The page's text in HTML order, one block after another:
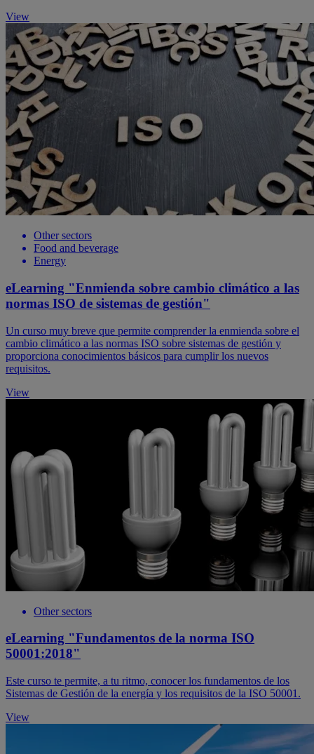
View
Other sectors
Food and beverage
Energy
eLearning "Enmienda sobre cambio climático a las
normas ISO de sistemas de gestión"
Un curso muy breve que permite comprender la enmienda sobre el
cambio climático a las normas ISO sobre sistemas de gestión y
proporciona conocimientos básicos para cumplir los nuevos
requisitos.
View
Other sectors
eLearning "Fundamentos de la norma ISO
50001:2018"
Este curso te permite, a tu ritmo, conocer los fundamentos de los
Sistemas de Gestión de la energía y los requisitos de la ISO 50001.
View